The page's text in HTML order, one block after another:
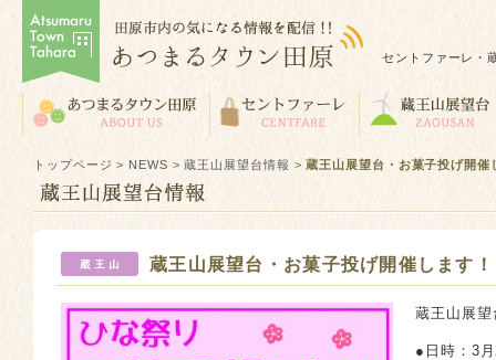
セントファーレ・
トップページ > NEWS >蔵王山展望台情報 >蔵王山展望台・お菓子投げ開催
蔵王山展望台・お菓子投げ開催します！
蔵王山展
●日時：3